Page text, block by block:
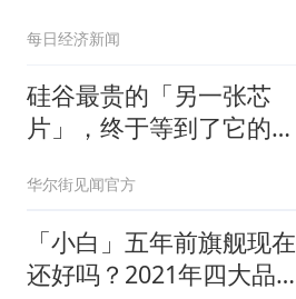
每日经济新闻
硅谷最贵的「另一张芯
片」，终于等到了它的时
华尔街见闻官方
「小白」五年前旗舰现在
还好吗？2021年四大品牌